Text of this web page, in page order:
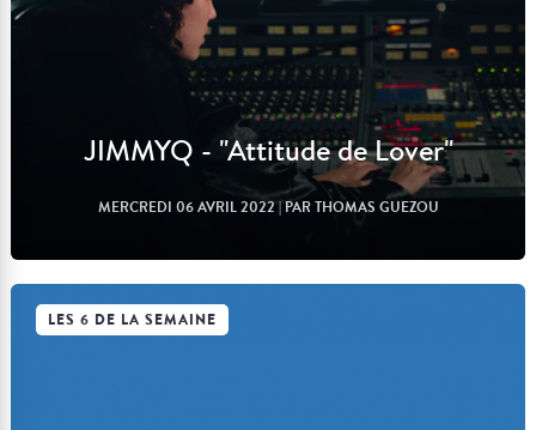
JIMMYQ - "Attitude de Lover"
MERCREDI 06 AVRIL 2022| PAR THOMAS GUEZOU
LES 6 DE LA SEMAINE